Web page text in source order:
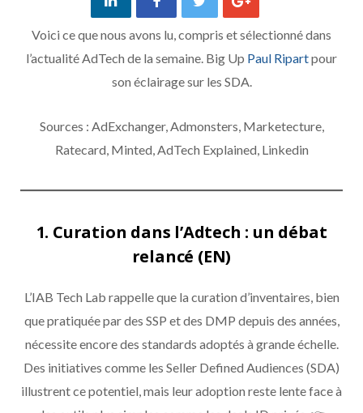
Voici ce que nous avons lu, compris et sélectionné dans
l’actualité AdTech de la semaine. Big Up Paul Ripartpour
son éclairage sur les SDA.
Sources : AdExchanger, Admonsters, Marketecture,
Ratecard, Minted, AdTech Explained, Linkedin
1. Curation dans l’Adtech : un débat
relancé (EN)
L’IAB Tech Lab rappelle que la curation d’inventaires, bien
que pratiquée par des SSP et des DMP depuis des années,
nécessite encore des standards adoptés à grande échelle.
Des initiatives comme les Seller Defined Audiences (SDA)
illustrent ce potentiel, mais leur adoption reste lente face à